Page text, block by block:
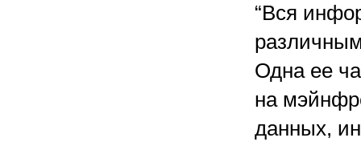
“Вся
Одна ее
на
данных,